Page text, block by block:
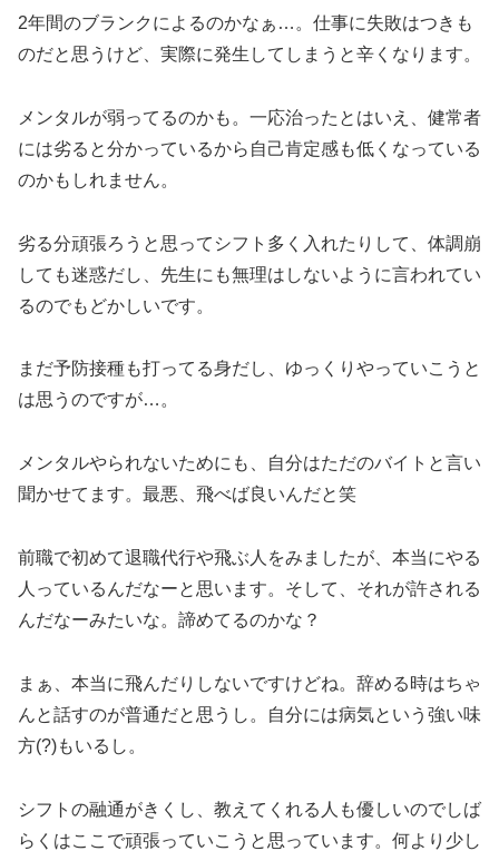
2年間のブランクによるのかなぁ…。仕事に失敗はつきも
のだと思うけど、実際に発生してしまうと辛くなります。
メンタルが弱ってるのかも。一応治ったとはいえ、健常者
には劣ると分かっているから自己肯定感も低くなっている
のかもしれません。
劣る分頑張ろうと思ってシフト多く入れたりして、体調崩
しても迷惑だし、先生にも無理はしないように言われてい
るのでもどかしいです。
まだ予防接種も打ってる身だし、ゆっくりやっていこうと
は思うのですが…。
メンタルやられないためにも、自分はただのバイトと言い
聞かせてます。最悪、飛べば良いんだと笑
前職で初めて退職代行や飛ぶ人をみましたが、本当にやる
人っているんだなーと思います。そして、それが許される
んだなーみたいな。諦めてるのかな？
まぁ、本当に飛んだりしないですけどね。辞める時はちゃ
んと話すのが普通だと思うし。自分には病気という強い味
方(?)もいるし。
シフトの融通がきくし、教えてくれる人も優しいのでしば
らくはここで頑張っていこうと思っています。何より少し